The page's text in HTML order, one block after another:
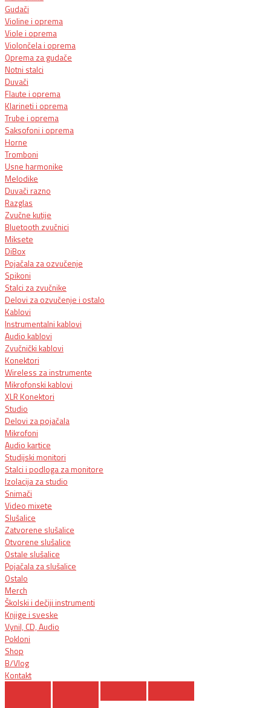
Gudači
Violine i oprema
Viole i oprema
Violončela i oprema
Oprema za gudače
Notni stalci
Duvači
Flaute i oprema
Klarineti i oprema
Trube i oprema
Saksofoni i oprema
Horne
Tromboni
Usne harmonike
Melodike
Duvači razno
Razglas
Zvučne kutije
Bluetooth zvučnici
Miksete
DiBox
Pojačala za ozvučenje
Spikoni
Stalci za zvučnike
Delovi za ozvučenje i ostalo
Kablovi
Instrumentalni kablovi
Audio kablovi
Zvučnički kablovi
Konektori
Wireless za instrumente
Mikrofonski kablovi
XLR Konektori
Studio
Delovi za pojačala
Mikrofoni
Audio kartice
Studijski monitori
Stalci i podloga za monitore
Izolacija za studio
Snimači
Video mixete
Slušalice
Zatvorene slušalice
Otvorene slušalice
Ostale slušalice
Pojačala za slušalice
Ostalo
Merch
Školski i dečiji instrumenti
Knjige i sveske
Vynil, CD, Audio
Pokloni
Shop
B/Vlog
Kontakt